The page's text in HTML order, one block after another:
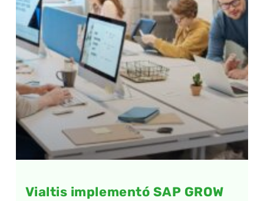
Vialtis implementó SAP GROW